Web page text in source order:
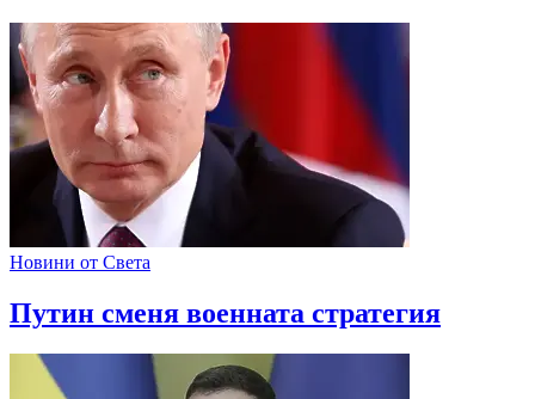
Новини от Света
Путин сменя военната стратегия